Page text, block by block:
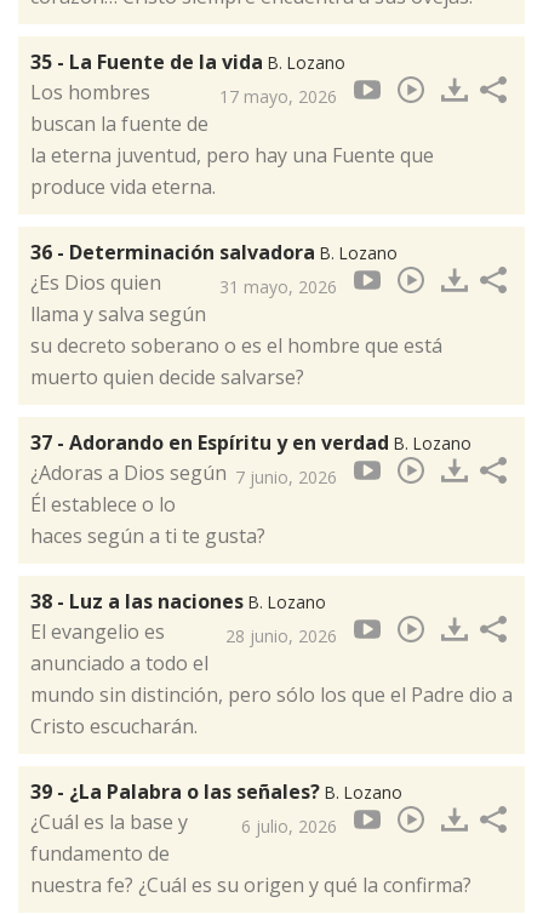
35 - La Fuente de la vida B. Lozano
17 mayo, 2026
Los hombres
buscan la fuente de
la eterna juventud, pero hay una Fuente que
produce vida eterna.
36 - Determinación salvadora B. Lozano
31 mayo, 2026
¿Es Dios quien
llama y salva según
su decreto soberano o es el hombre que está
muerto quien decide salvarse?
37 - Adorando en Espíritu y en verdad B. Lozano
7 junio, 2026
¿Adoras a Dios según
Él establece o lo
haces según a ti te gusta?
38 - Luz a las naciones B. Lozano
28 junio, 2026
El evangelio es
anunciado a todo el
mundo sin distinción, pero sólo los que el Padre dio a
Cristo escucharán.
39 - ¿La Palabra o las señales? B. Lozano
6 julio, 2026
¿Cuál es la base y
fundamento de
nuestra fe? ¿Cuál es su origen y qué la confirma?